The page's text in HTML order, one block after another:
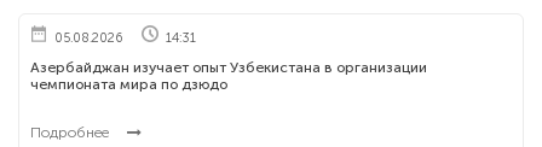
05.08.2026 14:31
Азербайджан изучает опыт Узбекистана в организации
чемпионата мира по дзюдо
Подробнее